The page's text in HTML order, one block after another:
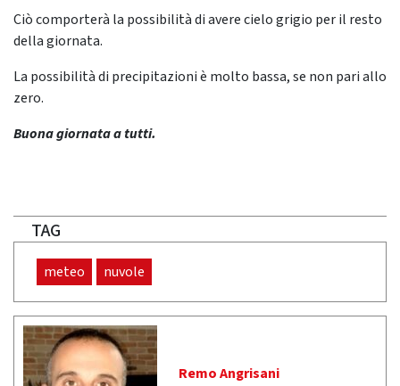
Ciò comporterà la possibilità di avere cielo grigio per il resto
della giornata.
La possibilità di precipitazioni è molto bassa, se non pari allo
zero.
Buona giornata a tutti.
TAG
meteo nuvole
Remo Angrisani